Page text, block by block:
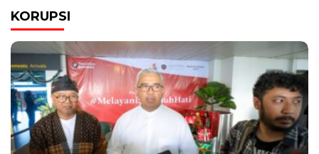
KORUPSI